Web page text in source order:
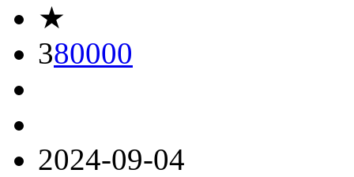
★
380000
2024-09-04